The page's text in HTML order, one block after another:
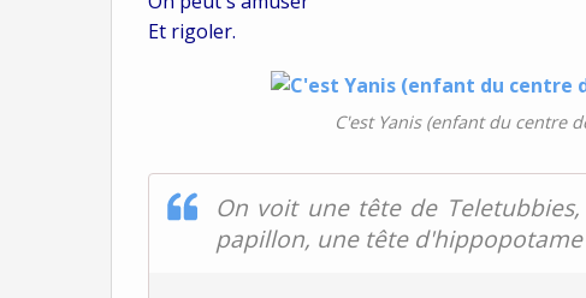
Et rigoler.
C'est Yanis (enfant du centre
On voit une tête de
papillon, une tête